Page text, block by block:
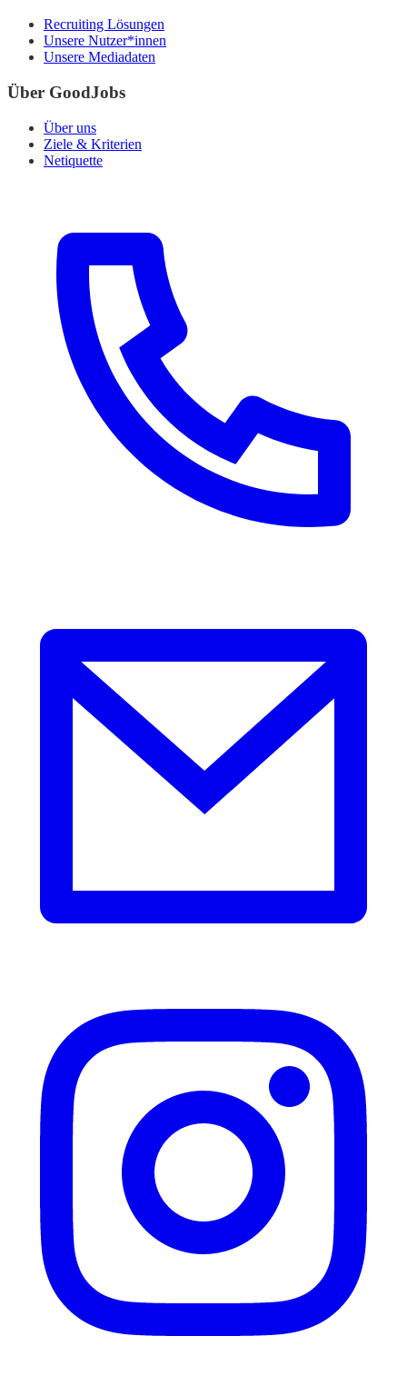
Recruiting Lösungen
Unsere Nutzer*innen
Unsere Mediadaten
Über GoodJobs
Über uns
Ziele & Kriterien
Netiquette